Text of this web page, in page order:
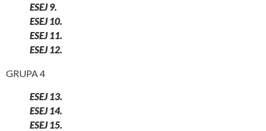
ESEJ 9.
ESEJ 10.
ESEJ 11.
ESEJ 12.
GRUPA 4
ESEJ 13.
ESEJ 14.
ESEJ 15.